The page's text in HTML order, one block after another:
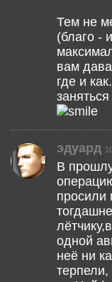
Тем не
(благо -
вам
где и
эдуард
В
просили
одной
неё ни
терпели,